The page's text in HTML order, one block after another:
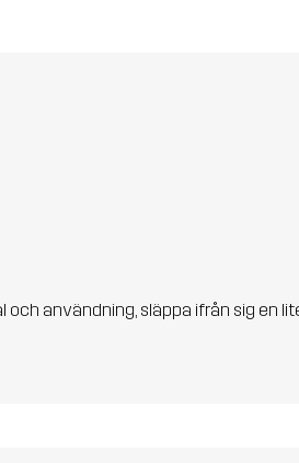
och användning, släppa ifrån sig en